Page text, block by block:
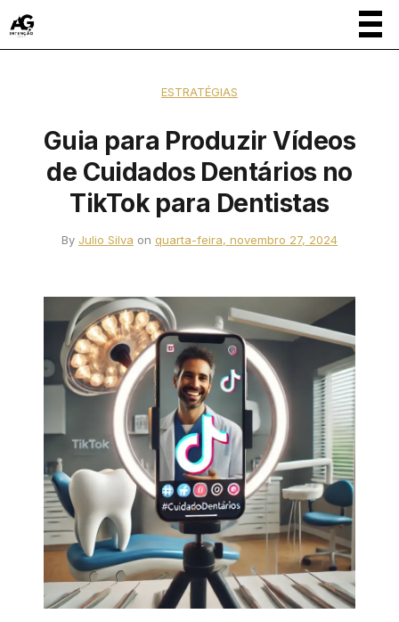
ESTRATÉGIAS
Guia para Produzir Vídeos
de Cuidados Dentários no
TikTok para Dentistas
By Julio Silva on quarta-feira, novembro 27, 2024